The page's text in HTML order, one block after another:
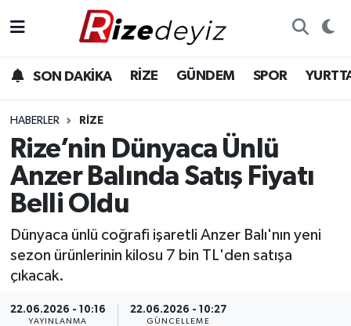
SON DAKİKA RİZE GÜNDEM SPOR
HABERLER RIZE
Rize’nin Dünyaca Ünlü
Anzer Balında Satış Fiyatı
Belli Oldu
Dünyaca ünlü coğrafi işaretli Anzer Balı'nın yeni
sezon ürünlerinin kilosu 7 bin TL'den satışa
çıkacak.
22.06.2026 - 10:16
YAYINLANMA
22.06.2026 - 10:27
GÜNCELLEME
Gündem
Yurttan Haberler
Ekonomi
Sağlık
Rize Hava Durumu
Rize Trafik Yoğunluk Haritası
Süper Lig Puan Durumu ve Fikstür
Son Dakika Haberleri